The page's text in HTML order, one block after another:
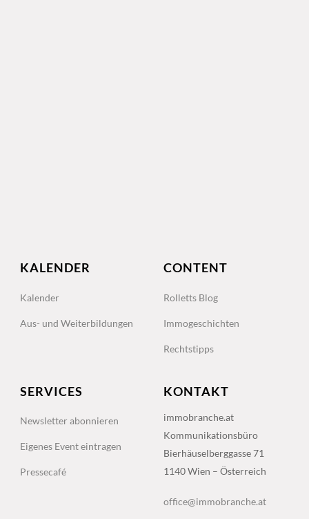
KALENDER
Kalender
Aus- und Weiterbildungen
CONTENT
Rolletts Blog
Immogeschichten
Rechtstipps
SERVICES
Newsletter abonnieren
Eigenes Event eintragen
Pressecafé
KONTAKT
immobranche.at
Kommunikationsbüro
Bierhäuselberggasse 71
1140 Wien – Österreich
office@immobranche.at